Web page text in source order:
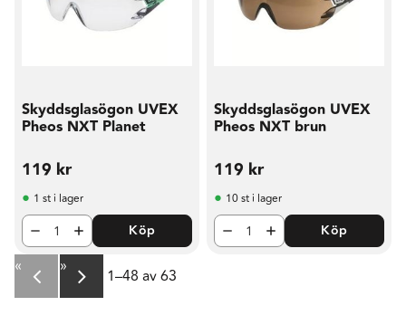
Skyddsglasögon UVEX
Pheos NXT Planet
119 kr
1 st i lager
Köp
Skyddsglasögon UVEX
Pheos NXT brun
119 kr
10 st i lager
Köp
1–48 av63
« »